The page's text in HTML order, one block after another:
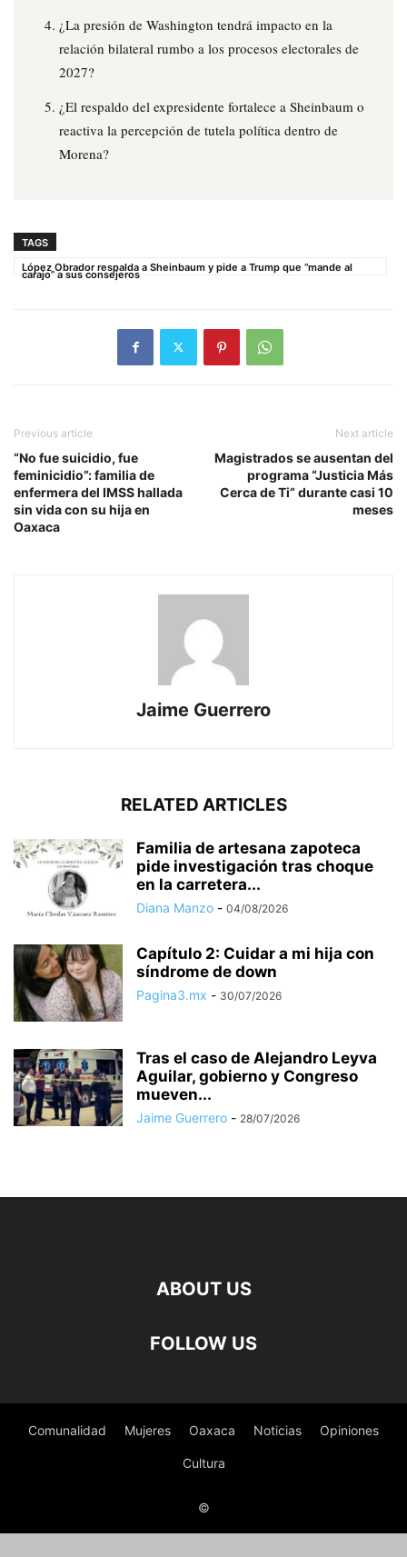
¿La presión de Washington tendrá impacto en la
relación bilateral rumbo a los procesos electorales de
2027?
¿El respaldo del expresidente fortalece a Sheinbaum o
reactiva la percepción de tutela política dentro de
Morena?
TAGS
López Obrador respalda a Sheinbaum y pide a Trump que “mande al
carajo” a sus consejeros
Previous article
“No fue suicidio, fue
feminicidio”: familia de
enfermera del IMSS hallada
sin vida con su hija en
Oaxaca
Next article
Magistrados se ausentan del
programa “Justicia Más
Cerca de Ti” durante casi 10
meses
Jaime Guerrero
RELATED ARTICLES
Familia de artesana zapoteca
pide investigación tras choque
en la carretera...
Diana Manzo - 04/08/2026
Capítulo 2: Cuidar a mi hija con
síndrome de down
Pagina3.mx - 30/07/2026
Tras el caso de Alejandro Leyva
Aguilar, gobierno y Congreso
mueven...
Jaime Guerrero - 28/07/2026
ABOUT US
FOLLOW US
Comunalidad Mujeres Oaxaca Noticias Opiniones
Cultura
©